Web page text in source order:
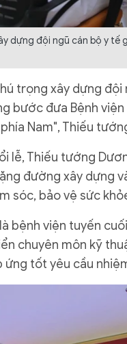
dựng đội ngũ cán bộ y
trọng xây dựng đội
bước đưa Bệnh
Nam", Thiếu
lễ, Thiếu tướng
đường xây dựng
sóc, bảo vệ sức
bệnh viện tuyến
chuyên môn kỹ
ứng tốt yêu cầu